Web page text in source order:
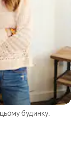
будинку.